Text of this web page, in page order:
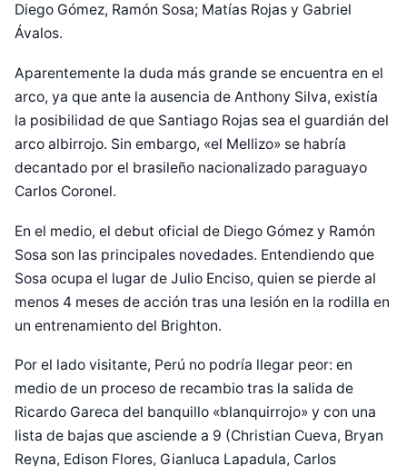
Diego Gómez, Ramón Sosa; Matías Rojas y Gabriel
Ávalos.
Aparentemente la duda más grande se encuentra en el
arco, ya que ante la ausencia de Anthony Silva, existía
la posibilidad de que Santiago Rojas sea el guardián del
arco albirrojo. Sin embargo, «el Mellizo» se habría
decantado por el brasileño nacionalizado paraguayo
Carlos Coronel.
En el medio, el debut oficial de Diego Gómez y Ramón
Sosa son las principales novedades. Entendiendo que
Sosa ocupa el lugar de Julio Enciso, quien se pierde al
menos 4 meses de acción tras una lesión en la rodilla en
un entrenamiento del Brighton.
Por el lado visitante, Perú no podría llegar peor: en
medio de un proceso de recambio tras la salida de
Ricardo Gareca del banquillo «blanquirrojo» y con una
lista de bajas que asciende a 9 (Christian Cueva, Bryan
Reyna, Edison Flores, Gianluca Lapadula, Carlos